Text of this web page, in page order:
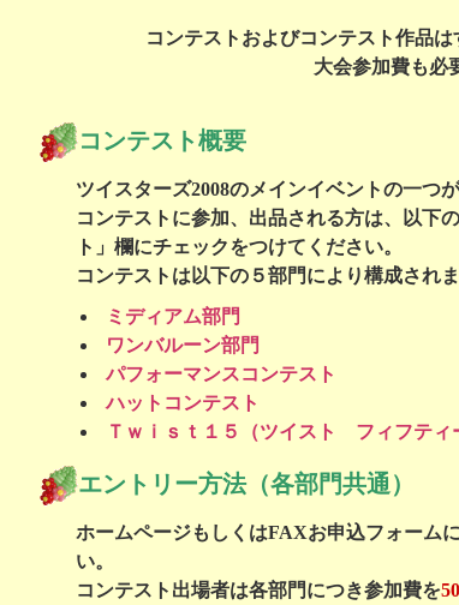
コンテストおよびコンテスト作品
大会参加費も必
コンテスト概要
ツイスターズ2008のメインイベントの一つ
コンテストに参加、出品される方は、以下
ト」欄にチェックをつけてください。
コンテストは以下の５部門により構成されま
ミディアム部門
ワンバルーン部門
パフォーマンスコンテスト
ハットコンテスト
Ｔｗｉｓｔ１５（ツイスト フィフティ
エントリー方法（各部門共通）
ホームページもしくはFAXお申込フォーム
い。
コンテスト出場者は各部門につき参加費を